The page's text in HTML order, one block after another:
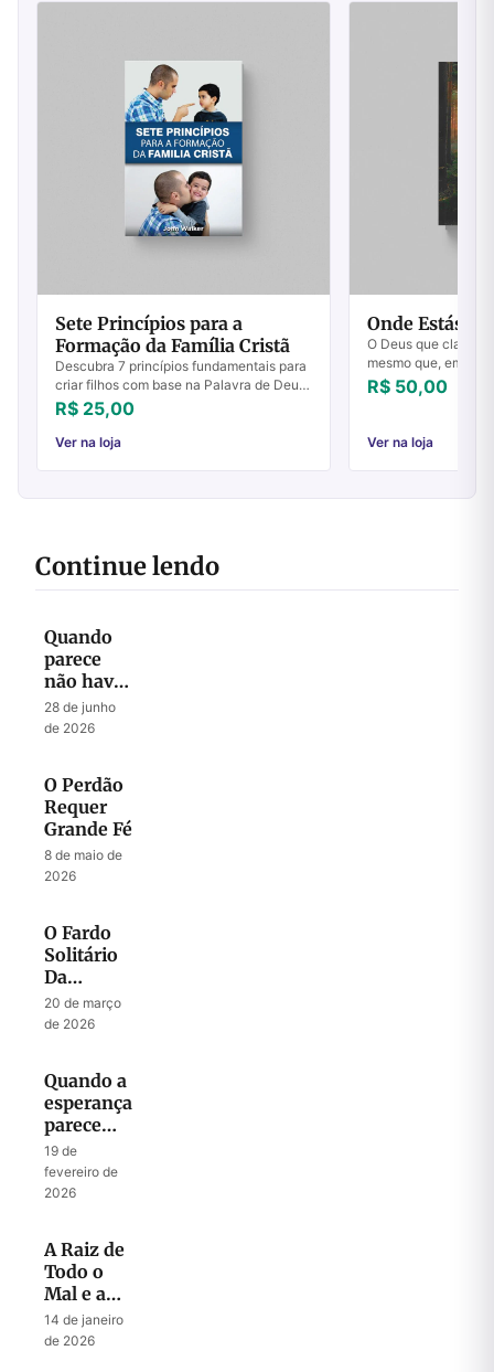
Sete Princípios para a
Formação da Família Cristã
Descubra 7 princípios fundamentais para
criar filhos com base na Palavra de Deus.
Aprenda com a experiência prática do
autor.
R$ 25,00
Ver na loja
Onde Estás?
O Deus que clama
mesmo que, em
para que
"Lugar do
R$ 50,00
Ver na loja
Continue lendo
Quando
parece
não haver
mais
Esperança
28 de junho
de 2026
O Perdão
Requer
Grande Fé
8 de maio de
2026
O Fardo
Solitário
Da
Liderança
20 de março
de 2026
Quando a
esperança
parece
perdida
19 de
fevereiro de
2026
A Raiz de
Todo o
Mal e a
Chave
para Todo
14 de janeiro
de 2026